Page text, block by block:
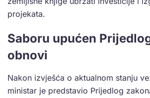
projekata.
Saboru upućen
obnovi
Nakon izvješća o aktualnom stanju
ministar je predstavio Prijedlog